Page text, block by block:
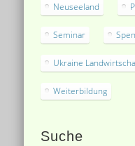
Neuseeland
Seminar
Ukraine
Weiterbildung
Suche